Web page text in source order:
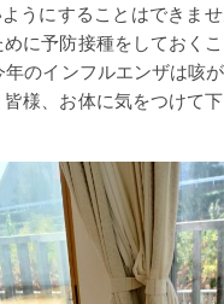
うにすることはできま
に予防接種をしておく
年のインフルエンザは咳
様、お体に気をつけて